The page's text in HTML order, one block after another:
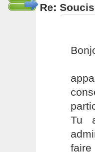
Re:
Tu
faire